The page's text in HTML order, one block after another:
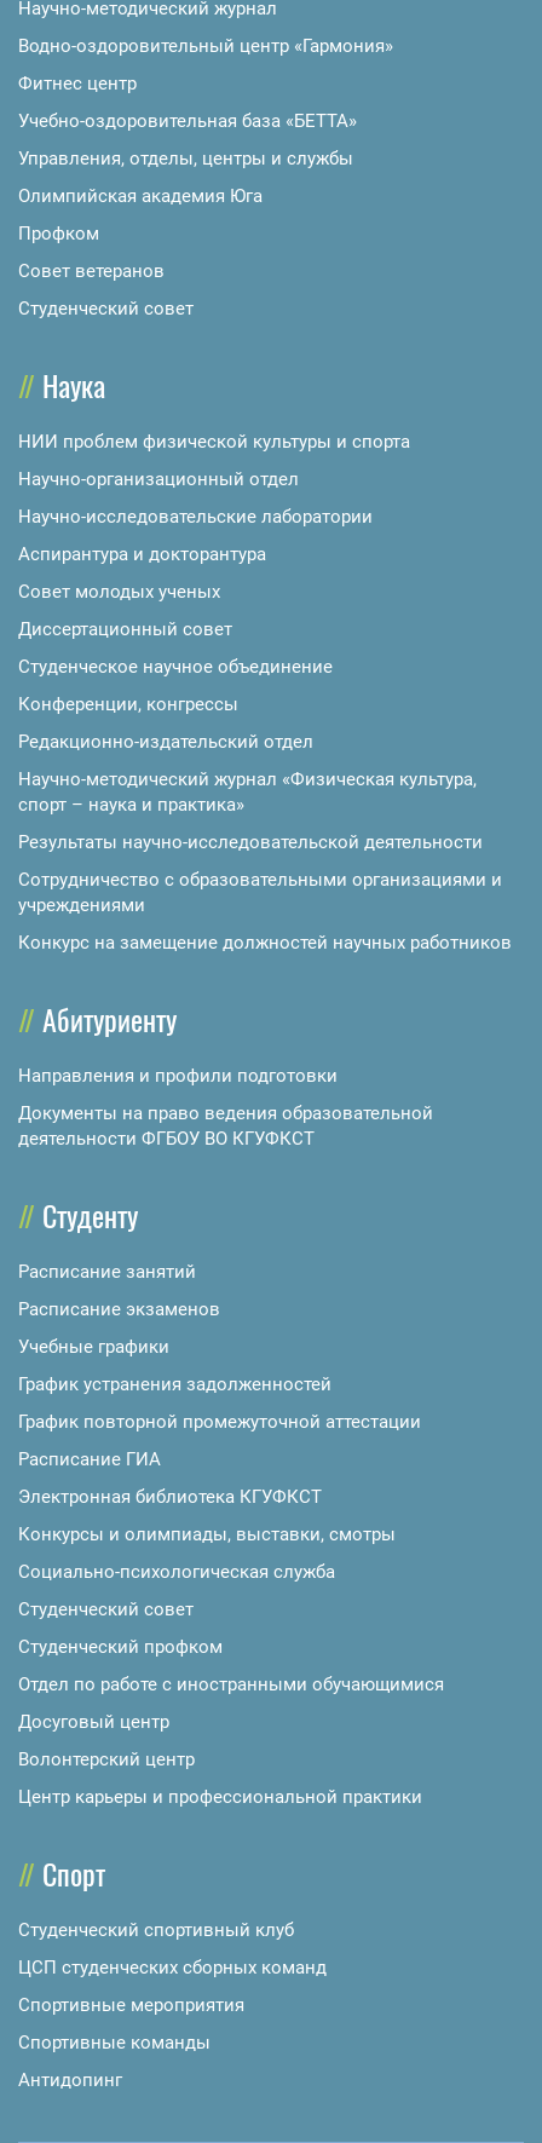
Научно-методический журнал
Водно-оздоровительный центр «Гармония»
Фитнес центр
Учебно-оздоровительная база «БЕТТА»
Управления, отделы, центры и службы
Олимпийская академия Юга
Профком
Совет ветеранов
Студенческий совет
Наука
НИИ проблем физической культуры и спорта
Научно-организационный отдел
Научно-исследовательские лаборатории
Аспирантура и докторантура
Совет молодых ученых
Диссертационный совет
Студенческое научное объединение
Конференции, конгрессы
Редакционно-издательский отдел
Научно-методический журнал «Физическая культура,
спорт – наука и практика»
Результаты научно-исследовательской деятельности
Сотрудничество с образовательными организациями и
учреждениями
Конкурс на замещение должностей научных работников
Абитуриенту
Направления и профили подготовки
Документы на право ведения образовательной
деятельности ФГБОУ ВО КГУФКСТ
Студенту
Расписание занятий
Расписание экзаменов
Учебные графики
График устранения задолженностей
График повторной промежуточной аттестации
Расписание ГИА
Электронная библиотека КГУФКСТ
Конкурсы и олимпиады, выставки, смотры
Социально-психологическая служба
Студенческий совет
Студенческий профком
Отдел по работе с иностранными обучающимися
Досуговый центр
Волонтерский центр
Центр карьеры и профессиональной практики
Спорт
Студенческий спортивный клуб
ЦСП студенческих сборных команд
Спортивные мероприятия
Спортивные команды
Антидопинг